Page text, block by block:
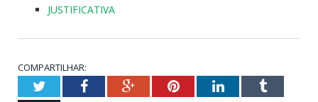
JUSTIFICATIVA
COMPARTILHAR:
TwitterFacebookGoogle+PinterestLinkedInTumblr